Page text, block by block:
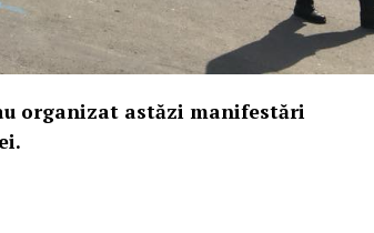
organizat astăzi manifestări